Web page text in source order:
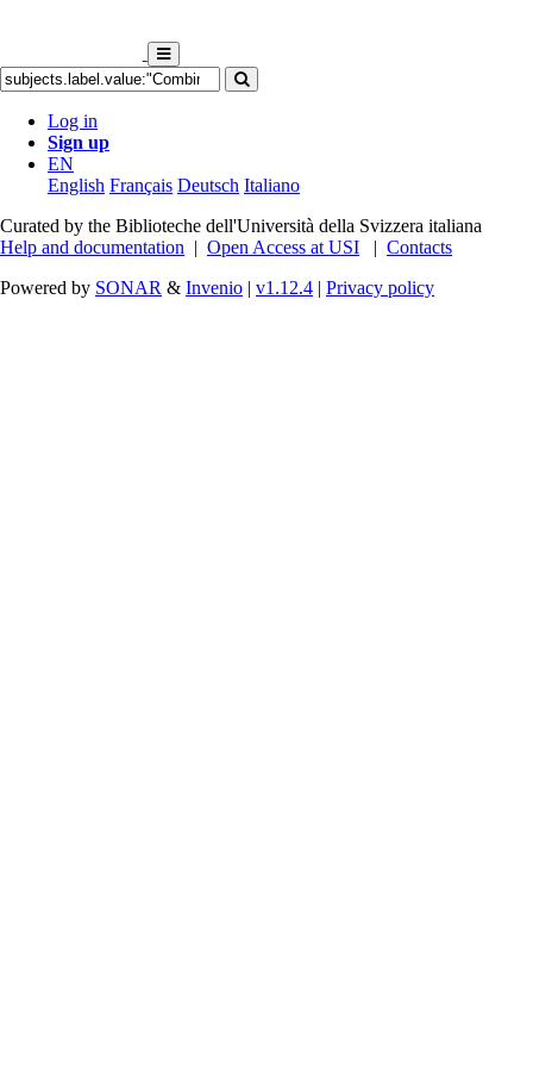
Log in
Sign up
EN
English Français Deutsch Italiano
Curated by the Biblioteche dell'Università della Svizzera italiana
Help and documentation | Open Access at USI | Contacts
Powered by SONAR & Invenio | v1.12.4 | Privacy policy